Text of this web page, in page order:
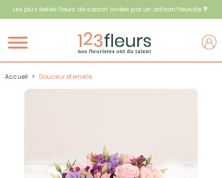
Les plus belles fleurs de saison livrées par un artisan fleuriste 💐
Menu
Accueil > Douceur éternelle